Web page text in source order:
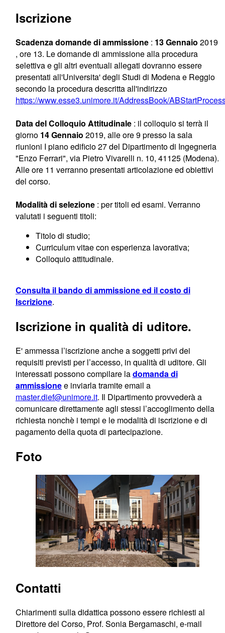
Iscrizione
Scadenza domande di ammissione: 13 Gennaio 2019
, ore 13. Le domande di ammissione alla procedura
selettiva e gli altri eventuali allegati dovranno essere
presentati all'Universita' degli Studi di Modena e Reggio
secondo la procedura descritta all'indirizzo
https://www.esse3.unimore.it/AddressBook/
Data del Colloquio Attitudinale: il colloquio si terrà il
giorno 14 Gennaio 2019, alle ore 9 presso la sala
riunioni I piano edificio 27 del Dipartimento di Ingegneria
"Enzo Ferrari", via Pietro Vivarelli n. 10, 41125 (Modena).
Alle ore 11 verranno presentati articolazione ed obiettivi
del corso.
Modalità di selezione: per titoli ed esami. Verranno
valutati i seguenti titoli:
Titolo di studio;
Curriculum vitae con esperienza lavorativa;
Colloquio attitudinale.
Consulta il bando di ammissione ed il costo di
Iscrizione.
Iscrizione in qualità di uditore.
E' ammessa l’iscrizione anche a soggetti privi dei
requisiti previsti per l’accesso, in qualità di uditore. Gli
interessati possono compilare ladomanda di
ammissionee inviarla tramite email a
master.dief@unimore.it. Il Dipartimento provvederà a
comunicare direttamente agli stessi l’accoglimento della
richiesta nonchè i tempi e le modalità di iscrizione e di
pagamento della quota di partecipazione.
Foto
Contatti
Chiarimenti sulla didattica possono essere richiesti al
Direttore del Corso, Prof. Sonia Bergamaschi, e-mail